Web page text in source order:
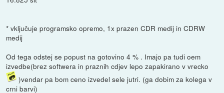
* vključuje programsko opremo, 1x prazen CDR medij in CDRW
medij
Od tega odstej se popust na gotovino 4 % . Imajo pa tudi oem
izvedbe(brez softwera in praznih cdjev lepo zapakirano v vrecko
)vendar pa bom ceno izvedel sele jutri. (ga dobim za kolega v
crni barvi)